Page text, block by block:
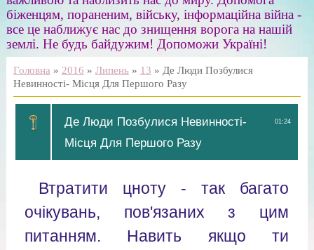
біженцям, пораненим, війську, інформаційна війна -
все це наближує нас до знищення ворога на нашій
землі. Не будь байдужим! Допоможи Україні!
Головна » 2016 » Липень » 13 » Де Люди Позбулися
Невинності- Місця Для Першого Разу
01:24
Де Люди Позбулися Невинності-
Місця Для Першого Разу
Втратити цноту - так багато
очікувань, пов'язаних з цим
питанням. Навить якщо ти